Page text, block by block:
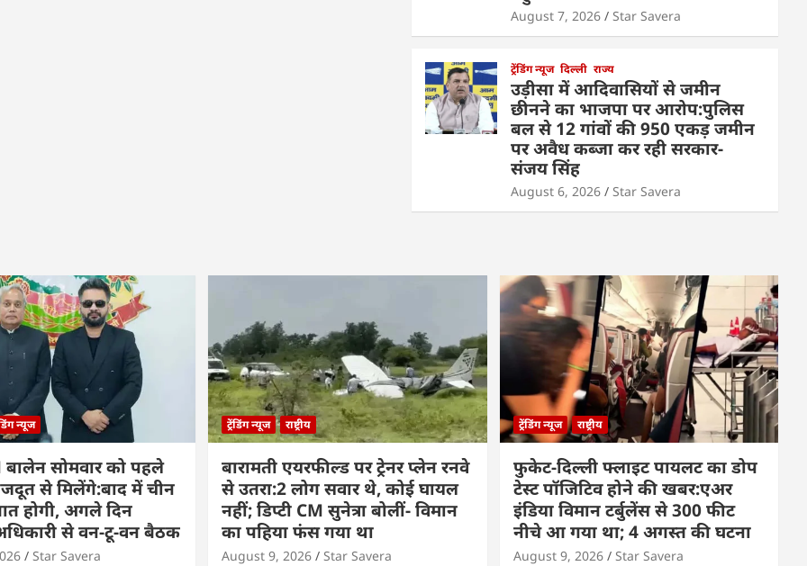
August 7, 2026 Star Savera
ट्रेंडिंग न्यूज दिल्ली राज्य
उड़ीसा में आदिवासियों से जमीन
छीनने का भाजपा पर आरोप:पुलिस
बल से 12 गांवों की 950 एकड़ जमीन
पर अवैध कब्जा कर रही सरकार-
संजय सिंह
August 6, 2026 Star Savera
न्यूज
सोमवार को पहले
से मिलेंगे:बाद में चीन
होगी, अगले दिन
से वन-टू-वन बैठक
Star Savera
ट्रेंडिंग न्यूज राष्ट्रीय
बारामती एयरफील्ड पर ट्रेनर प्लेन रनवे
से उतरा:2 लोग सवार थे, कोई घायल
नहीं; डिप्टी CM सुनेत्रा बोलीं- विमान
का पहिया फंस गया था
August 9, 2026 Star Savera
ट्रेंडिंग न्यूज राष्ट्रीय
फुकेट-दिल्ली फ्लाइट पायलट का डोप
टेस्ट पॉजिटिव होने की खबर:एअर
इंडिया विमान टर्बुलेंस से 300 फीट
नीचे आ गया था; 4 अगस्त की घटना
August 9, 2026 Star Savera